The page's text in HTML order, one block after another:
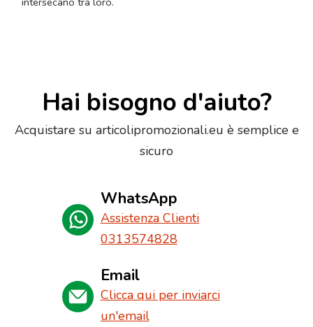
Hai bisogno d'aiuto?
Acquistare su articolipromozionali.eu è semplice e
sicuro
WhatsApp
Assistenza Clienti
0313574828
Email
Clicca qui per inviarci
un'email